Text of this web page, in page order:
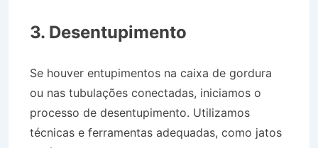
3. Desentupimento
Se houver entupimentos na caixa de gordura
ou nas tubulações conectadas, iniciamos o
processo de desentupimento. Utilizamos
técnicas e ferramentas adequadas, como jatos